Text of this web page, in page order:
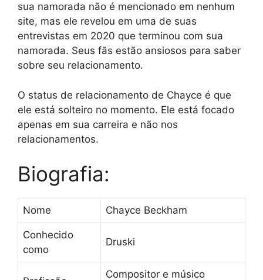
sua namorada não é mencionado em nenhum
site, mas ele revelou em uma de suas
entrevistas em 2020 que terminou com sua
namorada. Seus fãs estão ansiosos para saber
sobre seu relacionamento.
O status de relacionamento de Chayce é que
ele está solteiro no momento. Ele está focado
apenas em sua carreira e não nos
relacionamentos.
Biografia:
Nome Chayce Beckham
Conhecido
como
Druski
Compositor e músico